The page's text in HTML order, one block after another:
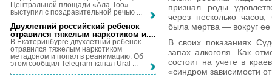
признал роды
через несколько
была мертва — вокруг ее
В своих показаниях
запах алкоголя. Как
состоит на учете в
«синдром зависимости
Центральной площади «Ала-Тоо»
выступил с поздравительной речью ...
Двухлетний российский ребенок
отравился тяжелым наркотиком и....
В Екатеринбурге двухлетний ребенок
отравился тяжелым наркотиком
метадоном и попал в реанимацию. Об
этом сообщил Telegram-канал Ural ...